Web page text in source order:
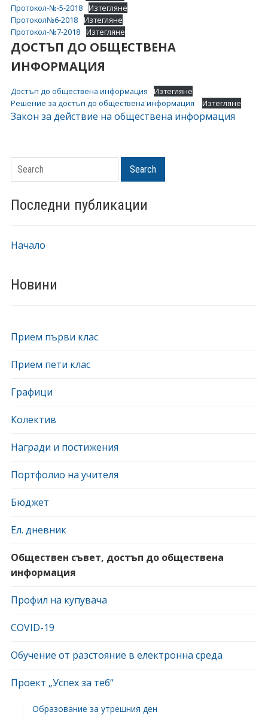
Search Search
Последни публикации
Начало
Новини
Протокол-№-5-2018 Изтегляне
Протокол№6-2018 Изтегляне
Протокол-№7-2018 Изтегляне
ДОСТЪП ДО ОБЩЕСТВЕНА
ИНФОРМАЦИЯ
Достъп до обществена информация
Изтегляне
Решение за достъп до обществена информация
Изтегляне
Закон за действие на обществена информация
Прием първи клас
Прием пети клас
Графици
Колектив
Награди и постижения
Портфолио на учителя
Бюджет
Ел. дневник
Обществен съвет, достъп до обществена
информация
Профил на купувача
COVID-19
Обучение от разстояние в електронна среда
Проект „Успех за теб“
Образование за утрешния ден